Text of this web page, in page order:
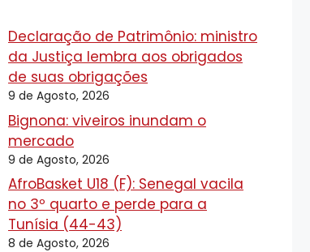
Declaração de Patrimônio: ministro
da Justiça lembra aos obrigados
de suas obrigações
9 de Agosto, 2026
Bignona: viveiros inundam o
mercado
9 de Agosto, 2026
AfroBasket U18 (F): Senegal vacila
no 3º quarto e perde para a
Tunísia (44-43)
8 de Agosto, 2026